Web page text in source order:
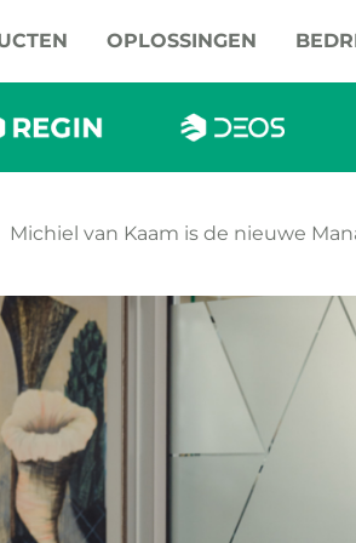
OPLOSSINGEN
Michiel van Kaam is de nieuwe